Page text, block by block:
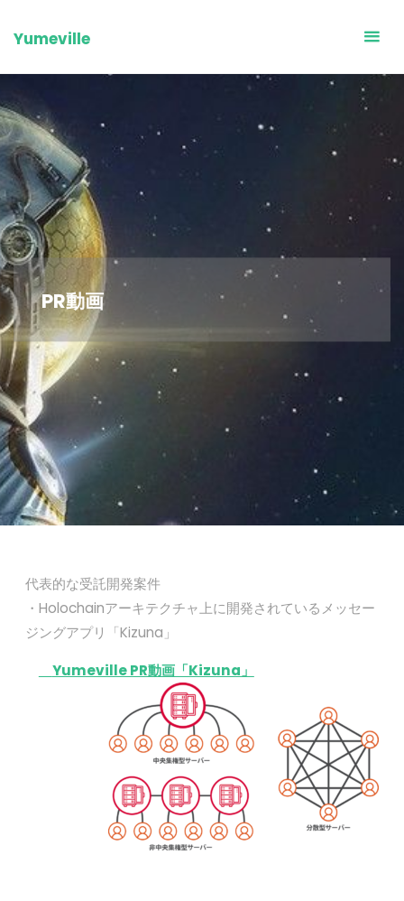
toYumeville
PR動画
代表的な受託開発案件
・Holochainアーキテクチャ上に開発されているメッセー
ジングアプリ「Kizuna」
Yumeville PR動画「Kizuna」